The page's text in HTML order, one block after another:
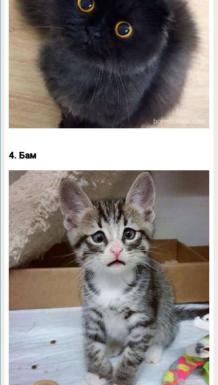
4. Бам